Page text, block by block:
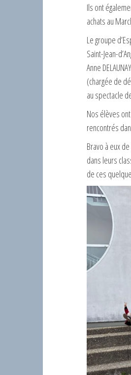
Ils ont
achats au
Le groupe
Saint-Jean-
Anne
(chargée de
au spectacle
Nos élèves
rencontrés
Bravo à eux
dans leurs
de ces